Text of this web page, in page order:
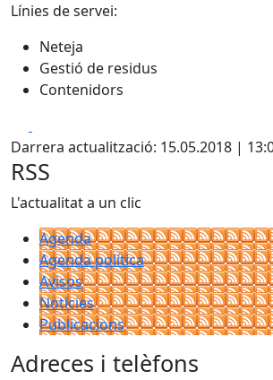
Línies de servei:
Neteja
Gestió de residus
Contenidors
Darrera actualització: 15.05.2018 |
RSS
L'actualitat a un clic
Agenda
Agenda política
Avisos
Notícies
Publicacions
Adreces i telèfons